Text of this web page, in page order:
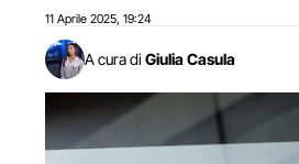
11 Aprile 2025 19:24
A cura di Giulia Casula